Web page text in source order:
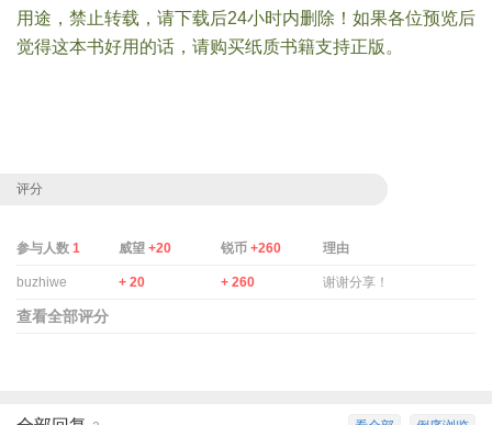
用途，禁止转载，请下载后24小时内删除！如果各位预览后
觉得这本书好用的话，请购买纸质书籍支持正版。
评分
参与人数 1 威望 +20 锐币 +260 理由
buzhiwe + 20 + 260 谢谢分享！
查看全部评分